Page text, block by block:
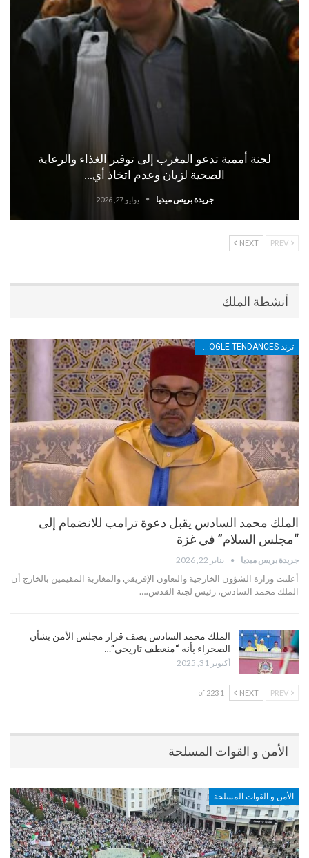
لجنة أممية تدعو المغرب إلى توفير الغذاء والرعاية
الصحية لزيان وعدم اتخاذ أي…
جريدة بريس ميديا يوليو 27, 2026
NEXT
أنشطة الملك
ترند TRENDS GOOGLE TENDANCES
الملك محمد السادس يقبل دعوة ترامب للانضمام إلى
“مجلس السلام” في غزة
جريدة بريس ميديا يناير 22, 2026
أعلنت وزارة الشؤون الخارجية والتعاون الإفريقي والمغاربة المقيمين بالخارج أن
الملك محمد السادس، رئيس لجنة القدس،…
الملك محمد السادس يصف قرار مجلس الأمن بشأن
الصحراء بأنه “منعطف تاريخي”…
أكتوبر 31, 2025
NEXT
1 of 223
الأمن و القوات المسلحة
الأمن و القوات المسلحة